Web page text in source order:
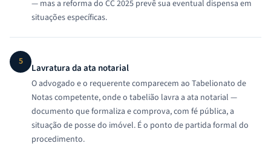
— mas a reforma do CC 2025 prevê sua eventual dispensa em
situações específicas.
5
Lavratura da ata notarial
O advogado e o requerente comparecem ao Tabelionato de
Notas competente, onde o tabelião lavra a ata notarial —
documento que formaliza e comprova, com fé pública, a
situação de posse do imóvel. É o ponto de partida formal do
procedimento.